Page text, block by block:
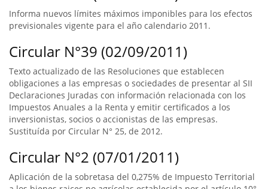
Informa nuevos límites máximos imponibles para los efectos
previsionales vigente para el año calendario 2011.
Circular N°39 (02/09/2011)
Texto actualizado de las Resoluciones que establecen
obligaciones a las empresas o sociedades de presentar al SII
Declaraciones Juradas con información relacionada con los
Impuestos Anuales a la Renta y emitir certificados a los
inversionistas, socios o accionistas de las empresas.
Sustituída por Circular N° 25, de 2012.
Circular N°2 (07/01/2011)
Aplicación de la sobretasa del 0,275% de Impuesto Territorial